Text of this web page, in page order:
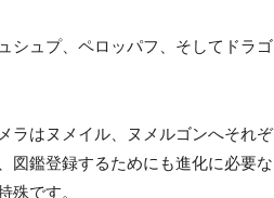
シュプ、ペロッパフ、そしてドラゴ
ラはヌメイル、ヌメルゴンへそれぞ
図鑑登録するためにも進化に必要な
殊です。